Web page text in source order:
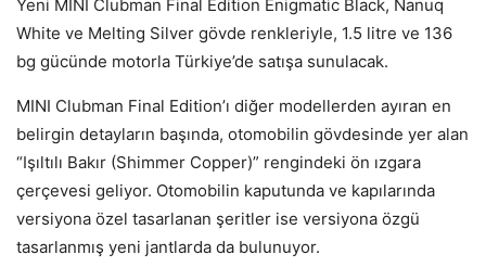
Yeni MINI Clubman Final Edition Enigmatic Black, Nanuq
White ve Melting Silver gövde renkleriyle, 1.5 litre ve 136
bg gücünde motorla Türkiye’de satışa sunulacak.
MINI Clubman Final Edition’ı diğer modellerden ayıran en
belirgin detayların başında, otomobilin gövdesinde yer alan
“Işıltılı Bakır (Shimmer Copper)” rengindeki ön ızgara
çerçevesi geliyor. Otomobilin kaputunda ve kapılarında
versiyona özel tasarlanan şeritler ise versiyona özgü
tasarlanmış yeni jantlarda da bulunuyor.